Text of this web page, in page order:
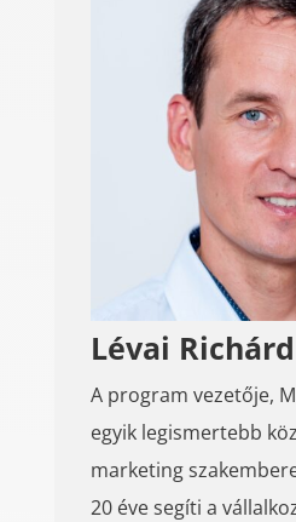
Lévai Richárd
A program vezetője,
egyik legismertebb
marketing
20 éve segíti a